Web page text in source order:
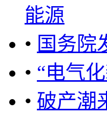
能源
• 国务院
• “电气
• 破产潮